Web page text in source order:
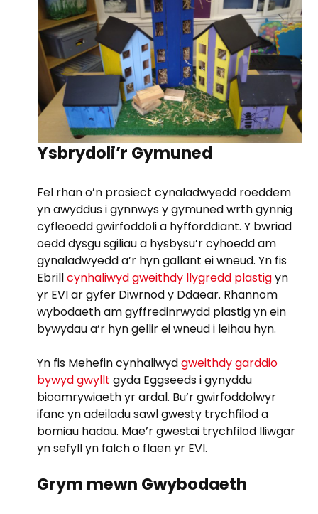
Ysbrydoli’r Gymuned
Fel rhan o’n prosiect cynaladwyedd roeddem
yn awyddus i gynnwys y gymuned wrth gynnig
cyfleoedd gwirfoddoli a hyfforddiant. Y bwriad
oedd dysgu sgiliau a hysbysu’r cyhoedd am
gynaladwyedd a’r hyn gallant ei wneud. Yn fis
Ebrillcynhaliwyd gweithdy llygredd plastigyn
yr EVI ar gyfer Diwrnod y Ddaear. Rhannom
wybodaeth am gyffredinrwydd plastig yn ein
bywydau a’r hyn gellir ei wneud i leihau hyn.
Yn fis Mehefin cynhaliwydgweithdy garddio
bywyd gwyllt gyda Eggseeds i gynyddu
bioamrywiaeth yr ardal. Bu’r gwirfoddolwyr
ifanc yn adeiladu sawl gwesty trychfilod a
bomiau hadau. Mae’r gwestai trychfilod lliwgar
yn sefyll yn falch o flaen yr EVI.
Grym mewn Gwybodaeth